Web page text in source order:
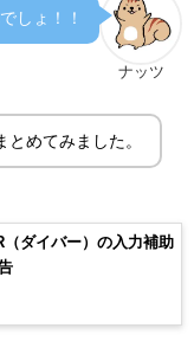
ナッツ
しょ！！
とめてみました。
（ダイバー）の入力補助